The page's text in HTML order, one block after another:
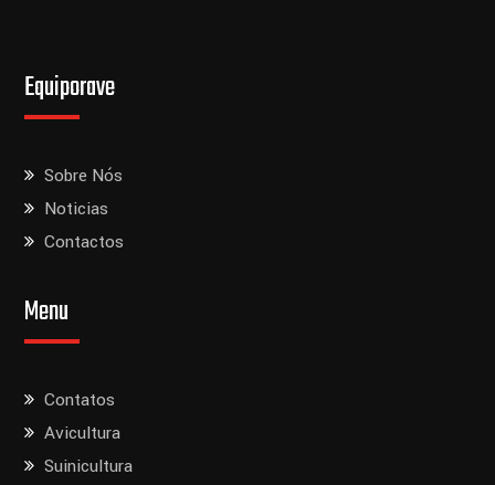
Equiporave
Sobre Nós
Noticias
Contactos
Menu
Contatos
Avicultura
Suinicultura